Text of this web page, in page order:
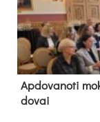
Ap­do­va­no­ti
do­vai